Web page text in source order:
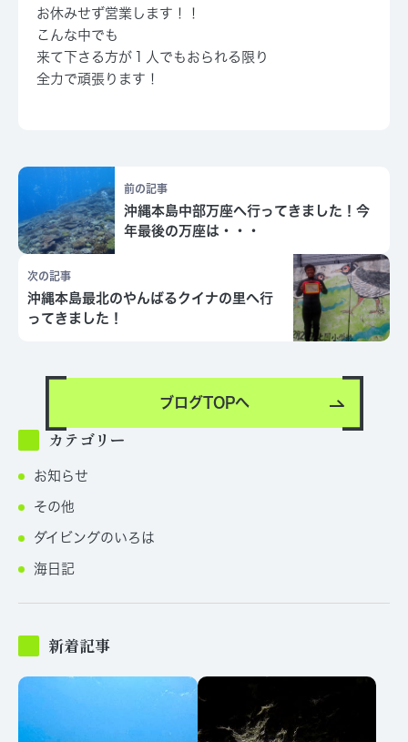
お休みせず営業します！！
こんな中でも
来て下さる方が１人でもおられる限り
全力で頑張ります！
前の記事
沖縄本島中部万座へ行ってきました！今
年最後の万座は・・・
次の記事
沖縄本島最北のやんばるクイナの里へ行
ってきました！
ブログTOPへ
カテゴリー
お知らせ
その他
ダイビングのいろは
海日記
新着記事